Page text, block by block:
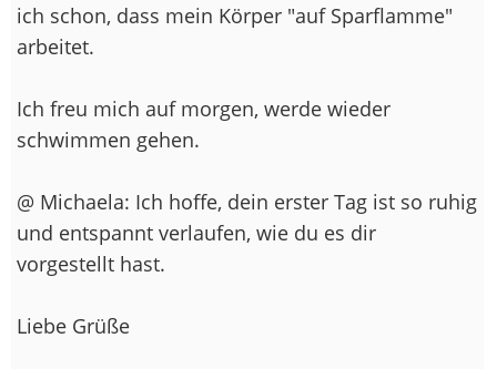
ich schon, dass mein Körper "auf Sparflamme"
arbeitet.
Ich freu mich auf morgen, werde wieder
schwimmen gehen.
@ Michaela: Ich hoffe, dein erster Tag ist so ruhig
und entspannt verlaufen, wie du es dir
vorgestellt hast.
Liebe Grüße